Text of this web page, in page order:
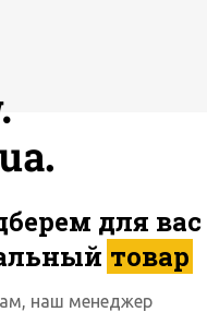
для вас
товар
наш менеджер